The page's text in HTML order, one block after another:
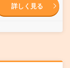
詳しく見る